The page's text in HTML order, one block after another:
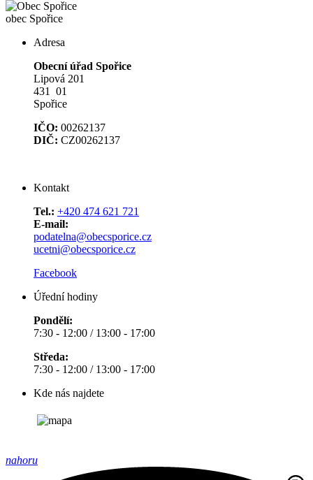
obec Spořice
Adresa
Obecní úřad Spořice
Lipová 201
431 01
Spořice
IČO: 00262137
DIČ: CZ00262137
Kontakt
Tel.: +420 474 621 721
E-mail:
podatelna@obecsporice.cz
ucetni@obecsporice.cz
Facebook
Úřední hodiny
Pondělí:
7:30 - 12:00 / 13:00 - 17:00
Středa:
7:30 - 12:00 / 13:00 - 17:00
Kde nás najdete
nahoru